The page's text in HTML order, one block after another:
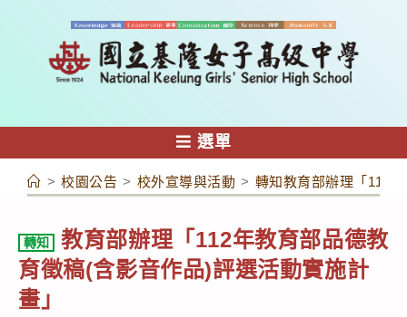
容
選單
> 校園公告 > 校外宣導與活動 > 轉知教育部辦理「112
轉知
教育部辦理「112年教育部品德教
育徵稿(含影音作品)評選活動實施計
畫」